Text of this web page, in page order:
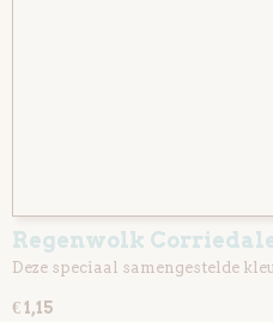
Regenwolk
Deze speciaal samengestelde
€ 1,15